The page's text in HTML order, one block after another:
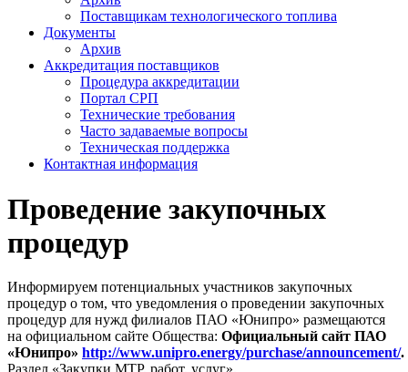
Поставщикам технологического топлива
Документы
Архив
Аккредитация поставщиков
Процедура аккредитации
Портал СРП
Технические требования
Часто задаваемые вопросы
Техническая поддержка
Контактная информация
Проведение закупочных
процедур
Информируем потенциальных участников закупочных
процедур о том, что уведомления о проведении закупочных
процедур для нужд филиалов ПАО «Юнипро» размещаются
на официальном сайте Общества: Официальный сайт ПАО
«Юнипро» http://www.unipro.energy/purchase/announcement/.
Раздел «Закупки МТР, работ, услуг».